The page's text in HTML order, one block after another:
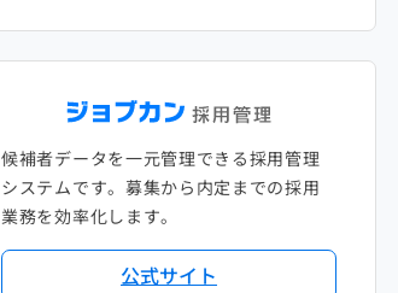
候補者データを一元管理できる採用管理
システムです。募集から内定までの採用
業務を効率化します。
公式サイト